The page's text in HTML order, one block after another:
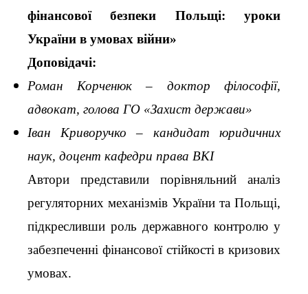
фінансової безпеки Польщі: уроки
України в умовах війни»
Доповідачі:
Роман Корченюк – доктор філософії,
адвокат, голова ГО «Захист держави»
Іван Криворучко – кандидат юридичних
наук, доцент кафедри права ВКІ
Автори представили порівняльний аналіз
регуляторних механізмів України та Польщі,
підкресливши роль державного контролю у
забезпеченні фінансової стійкості в кризових
умовах.